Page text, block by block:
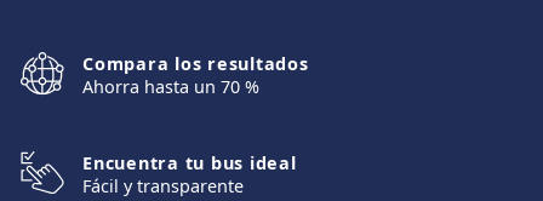
Compara los resultados
Ahorra hasta un 70 %
Encuentra tu bus ideal
Fácil y transparente